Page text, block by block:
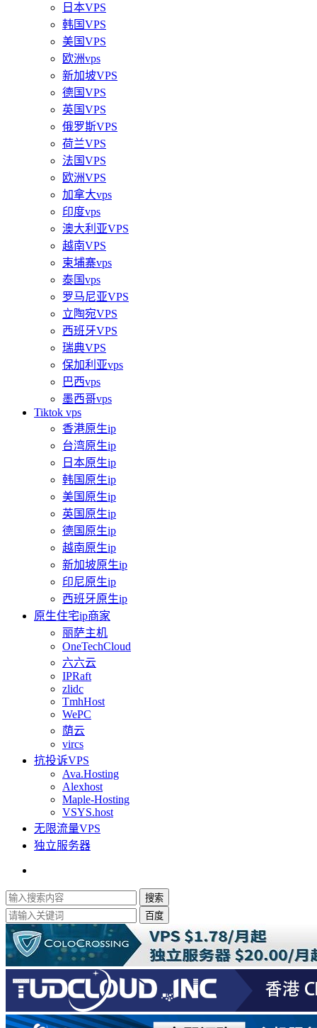
日本VPS
韩国VPS
美国VPS
欧洲vps
新加坡VPS
德国VPS
英国VPS
俄罗斯VPS
荷兰VPS
法国VPS
欧洲VPS
加拿大vps
印度vps
澳大利亚VPS
越南VPS
柬埔寨vps
泰国vps
罗马尼亚VPS
立陶宛VPS
西班牙VPS
瑞典VPS
保加利亚vps
巴西vps
墨西哥vps
Tiktok vps
香港原生ip
台湾原生ip
日本原生ip
韩国原生ip
美国原生ip
英国原生ip
德国原生ip
越南原生ip
新加坡原生ip
印尼原生ip
西班牙原生ip
原生住宅ip商家
丽萨主机
OneTechCloud
六六云
IPRaft
zlidc
TmhHost
WePC
荫云
vircs
抗投诉VPS
Ava.Hosting
Alexhost
Maple-Hosting
VSYS.host
无限流量VPS
独立服务器